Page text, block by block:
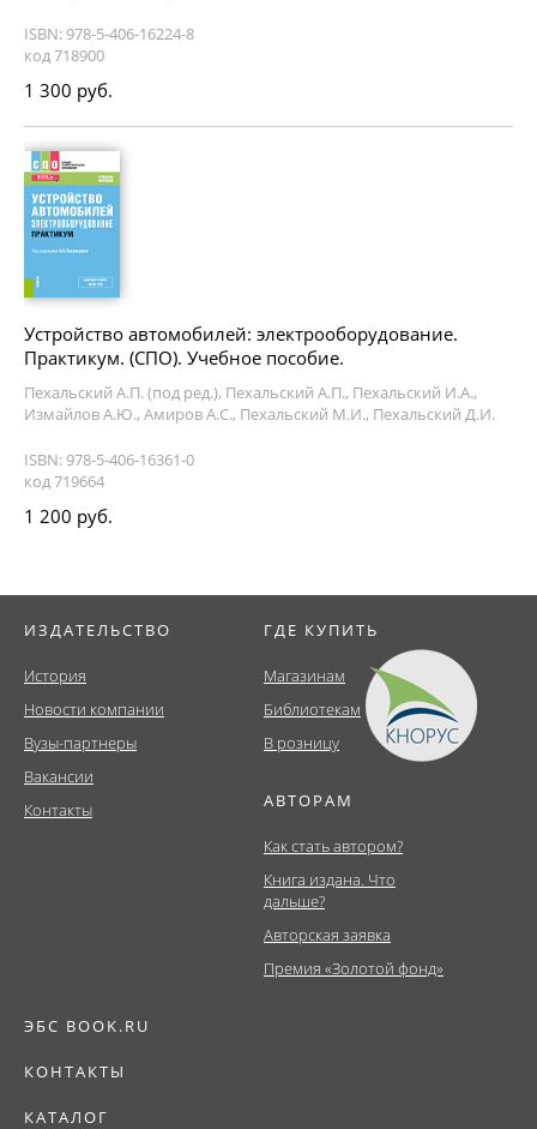
ISBN: 978-5-406-16224-8
код 718900
1 300 руб.
Устройство автомобилей: электрооборудование.
Практикум. (СПО). Учебное пособие.
Пехальский А.П. (под ред.), Пехальский А.П., Пехальский И.А.,
Измайлов А.Ю., Амиров А.С., Пехальский М.И., Пехальский Д.И.
ISBN: 978-5-406-16361-0
код 719664
1 200 руб.
ИЗДАТЕЛЬСТВО
История
Новости компании
Вузы-партнеры
Вакансии
Контакты
ГДЕ КУПИТЬ
Магазинам
Библиотекам
В розницу
АВТОРАМ
Как стать автором?
Книга издана. Что
дальше?
Авторская заявка
Премия «Золотой фонд»
ЭБС BOOK.RU
КОНТАКТЫ
КАТАЛОГ